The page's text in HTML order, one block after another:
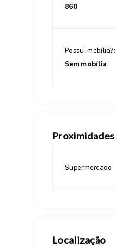
860
Possui mobília?:
Sem mobília
Proximidades
Supermercado
Localização